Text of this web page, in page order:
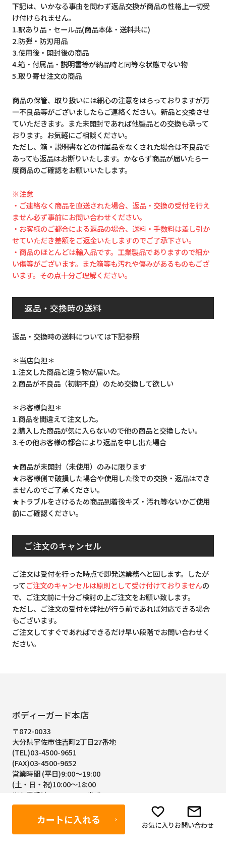
カートに入れる お気に入りお問い合わせ
下記は、いかなる事由を問わず返品交換が商品の性格上一切受
け付けられません。
1.訳あり品・セール品(商品本体・送料共に)
2.防弾・防刃用品
3.使用後・開封後の商品
4.箱・付属品・説明書等が納品時と同等な状態でない物
5.取り寄せ注文の商品
商品の保管、取り扱いには細心の注意をはらっておりますが万
一不良品等がございましたらご連絡ください。新品と交換させ
ていただきます。また未開封であれば他製品との交換も承って
おります。お気軽にご相談ください。
ただし、箱・説明書などの付属品をなくされた場合は不良品で
あっても返品はお断りいたします。かならず商品が届いたら一
度商品のご確認をお願いいたします。
※注意
・ご連絡なく商品を直送された場合、返品・交換の受付を行え
ません必ず事前にお問い合わせください。
・お客様のご都合による返品の場合、送料・手数料は差し引か
せていただき差額をご返金いたしますのでご了承下さい。
・商品のほとんどは輸入品です。工業製品でありますので細か
い傷等がございます。また箱等も汚れや傷みがあるものもござ
います。その点十分ご理解ください。
返品・交換時の送料
返品・交換時の送料については下記参照
＊当店負担＊
1.注文した商品と違う物が届いた。
2.商品が不良品（初期不良）のため交換して欲しい
＊お客様負担＊
1.商品を間違えて注文した。
2.購入した商品が気に入らないので他の商品と交換したい。
3.その他お客様の都合により返品を申し出た場合
★商品が未開封（未使用）のみに限ります
★お客様側で破損した場合や使用した後での交換・返品はでき
ませんのでご了承ください。
★トラブルをさけるため商品到着後キズ・汚れ等ないかご使用
前にご確認ください。
ご注文のキャンセル
ご注文は受付を行った時点で即発送業務へと回します。したが
ってご注文のキャンセルは原則として受け付けておりませんの
で、ご注文前に十分ご検討の上ご注文をお願い致します。
ただし、ご注文の受付を弊社が行う前であれば対応できる場合
もございます。
ご注文してすぐであればできるだけ早い段階でお問い合わせく
ださい。
ボディーガード本店
〒872-0033
大分県宇佐市住吉町2丁目27番地
(TEL)03-4500-9651
(FAX)03-4500-9652
営業時間 (平日)9:00～19:00
(土・日・祝)10:00～18:00
※お電話は9:00～17:00まで
定休日 年中無休